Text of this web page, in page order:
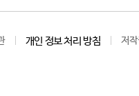
개인 정보 처리 방침 저